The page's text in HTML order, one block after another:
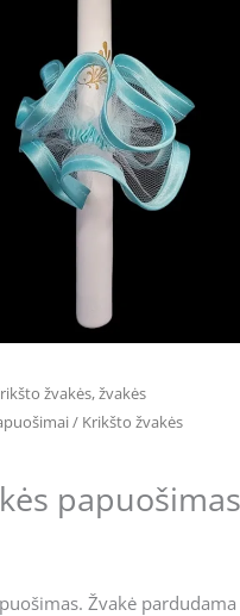
žvakės, žvakės
/ Krikšto žvakės
papuošimas
Žvakė